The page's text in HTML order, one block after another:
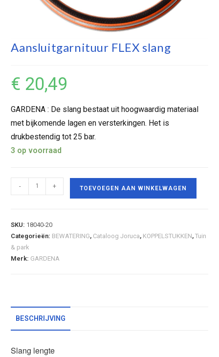
Aansluitgarnituur FLEX slang
€ 20,49
GARDENA : De slang bestaat uit hoogwaardig materiaal
met bijkomende lagen en versterkingen. Het is
drukbestendig tot 25 bar.
3 op voorraad
- + TOEVOEGEN AAN WINKELWAGEN
SKU: 18040-20
Categorieën: BEWATERING, Cataloog Joruca, KOPPELSTUKKEN,Tuin
& park
Merk: GARDENA
BESCHRIJVING
Slang lengte